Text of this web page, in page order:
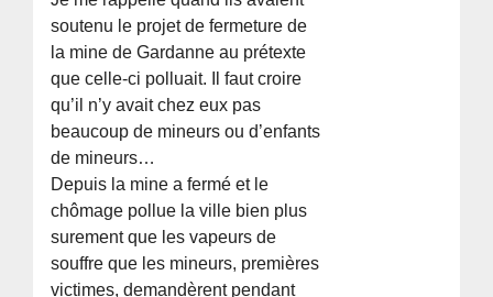
soutenu le projet de fermeture de
la mine de Gardanne au prétexte
que celle-ci polluait. Il faut croire
qu’il n’y avait chez eux pas
beaucoup de mineurs ou d’enfants
de mineurs…
Depuis la mine a fermé et le
chômage pollue la ville bien plus
surement que les vapeurs de
souffre que les mineurs, premières
victimes, demandèrent pendant